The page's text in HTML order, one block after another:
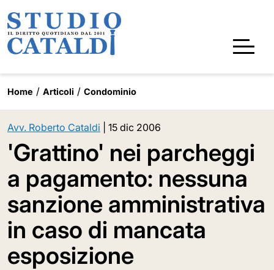
Home Articoli Condominio
Avv. Roberto Cataldi 15 dic 2006
'Grattino' nei parcheggi
a pagamento: nessuna
sanzione amministrativa
in caso di mancata
esposizione